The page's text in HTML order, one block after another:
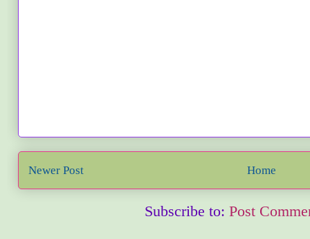
Newer Post Home
Subscribe to: Post